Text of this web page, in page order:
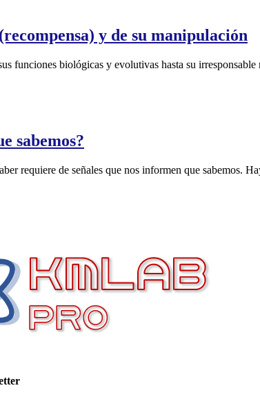
y de su manipulación
funciones biológicas y evolutivas hasta su
sabemos?
requiere de señales que nos informen que sabemos.